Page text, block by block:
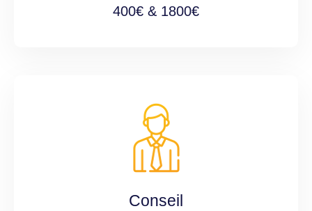
400€ & 1800€
Conseil